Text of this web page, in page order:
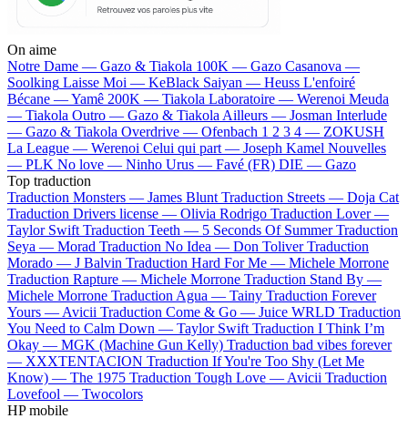
On aime
Notre Dame — Gazo & Tiakola 100K — Gazo Casanova —
Soolking Laisse Moi — KeBlack Saiyan — Heuss L'enfoiré
Bécane —Yamê 200K — Tiakola Laboratoire — Werenoi Meuda
— Tiakola Outro — Gazo & Tiakola Ailleurs — Josman Interlude
— Gazo & Tiakola Overdrive — Ofenbach 1 2 3 4 — ZOKUSH
La League — Werenoi Celui qui part — Joseph Kamel Nouvelles
— PLK No love — Ninho Urus — Favé (FR) DIE — Gazo
Top traduction
Traduction Monsters — James Blunt Traduction Streets — Doja Cat
Traduction Drivers license — Olivia Rodrigo Traduction Lover —
Taylor Swift Traduction Teeth — 5 Seconds Of Summer Traduction
Seya — Morad Traduction No Idea — Don Toliver Traduction
Morado — J Balvin Traduction Hard For Me — Michele Morrone
Traduction Rapture — Michele Morrone Traduction Stand By —
Michele Morrone Traduction Agua — Tainy Traduction Forever
Yours — Avicii Traduction Come & Go — Juice WRLD Traduction
You Need to Calm Down — Taylor Swift Traduction I Think I’m
Okay — MGK (Machine Gun Kelly) Traduction bad vibes forever
— XXXTENTACION Traduction If You're Too Shy (Let Me
Know) — The 1975 Traduction Tough Love — Avicii Traduction
Lovefool — Twocolors
HP mobile